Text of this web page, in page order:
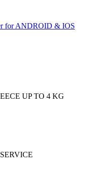
for ANDROID & IOS
UP TO 4 KG